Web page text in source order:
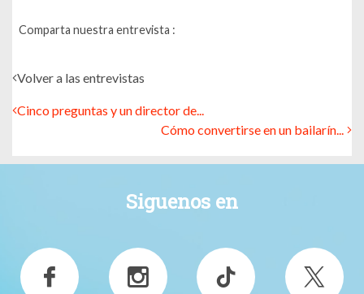
Comparta nuestra entrevista :
Volver a las entrevistas
Cinco preguntas y un director de...
Cómo convertirse en un bailarín...
Siguenos en